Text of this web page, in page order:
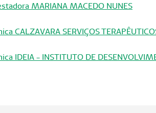
MARIANA MACEDO NUNES
CALZAVARA SERVIÇOS
IDEIA - INSTITUTO DE